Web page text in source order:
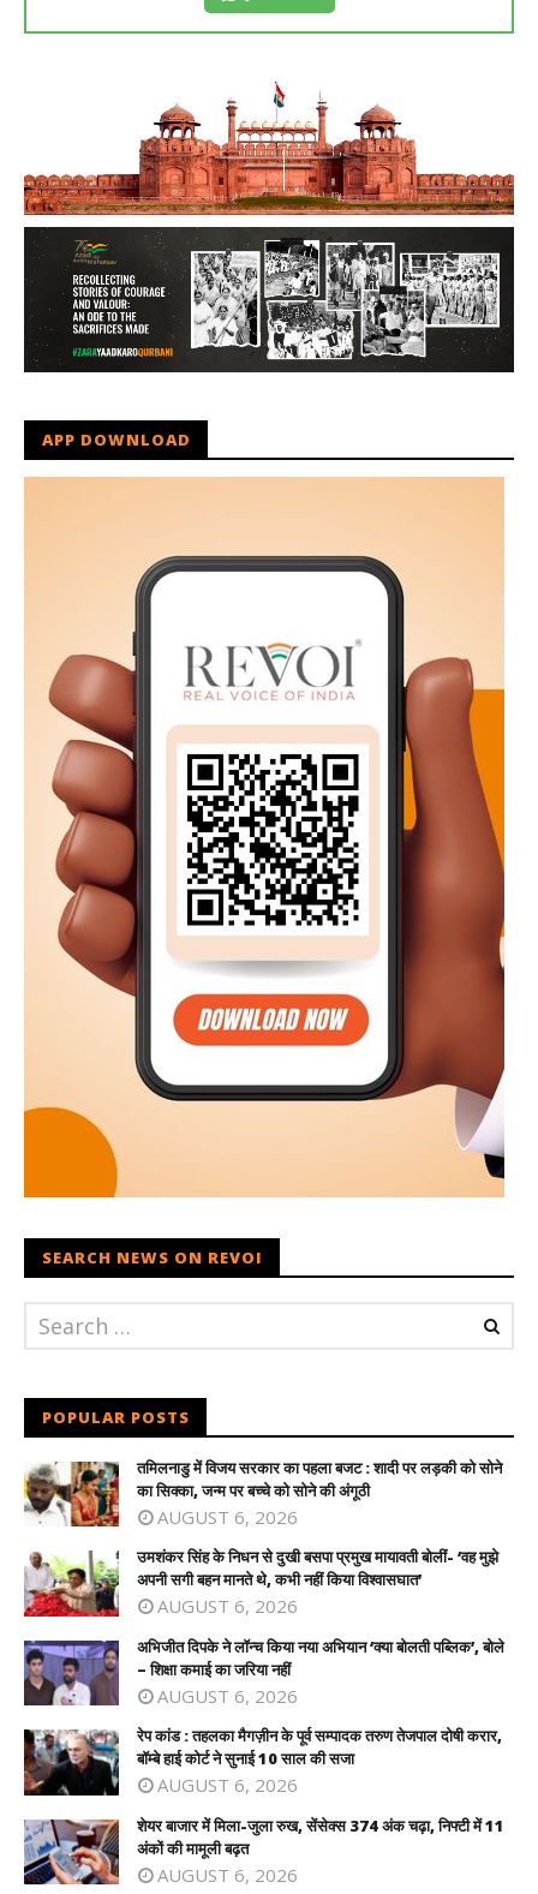
APP DOWNLOAD
SEARCH NEWS ON REVOI
POPULAR POSTS
तमिलनाडु में विजय सरकार का पहला बजट : शादी पर लड़की को सोने
का सिक्का, जन्म पर बच्चे को सोने की अंगूठी
AUGUST 6, 2026
उमशंकर सिंह के निधन से दुखी बसपा प्रमुख मायावती बोलीं- ‘वह मुझे
अपनी सगी बहन मानते थे, कभी नहीं किया विश्वासघात’
AUGUST 6, 2026
अभिजीत दिपके ने लॉन्च किया नया अभियान ‘क्या बोलती पब्लिक’, बोले
– शिक्षा कमाई का जरिया नहीं
AUGUST 6, 2026
रेप कांड : तहलका मैगज़ीन के पूर्व सम्पादक तरुण तेजपाल दोषी करार,
बॉम्बे हाई कोर्ट ने सुनाई 10 साल की सजा
AUGUST 6, 2026
शेयर बाजार में मिला-जुला रुख, सेंसेक्स 374 अंक चढ़ा, निफ्टी में 11
अंकों की मामूली बढ़त
AUGUST 6, 2026